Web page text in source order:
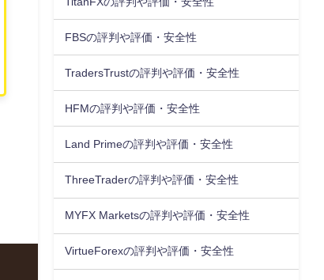
FBSの評判や評価・安全性
TradersTrustの評判や評価・安全性
HFMの評判や評価・安全性
Land Primeの評判や評価・安全性
ThreeTraderの評判や評価・安全性
MYFX Marketsの評判や評価・安全性
VirtueForexの評判や評価・安全性